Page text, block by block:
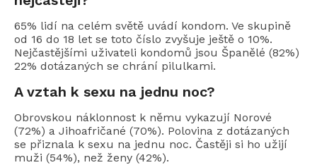
65% lidí na celém světě uvádí kondom. Ve skupině
od 16 do 18 let se toto číslo zvyšuje ještě o 10%.
Nejčastějšími uživateli kondomů jsou Španělé (82%)
22% dotázaných se chrání pilulkami.
A vztah k sexu na jednu noc?
Obrovskou náklonnost k němu vykazují Norové
(72%) a Jihoafričané (70%). Polovina z dotázaných
se přiznala k sexu na jednu noc. Častěji si ho užijí
muži (54%), než ženy (42%).